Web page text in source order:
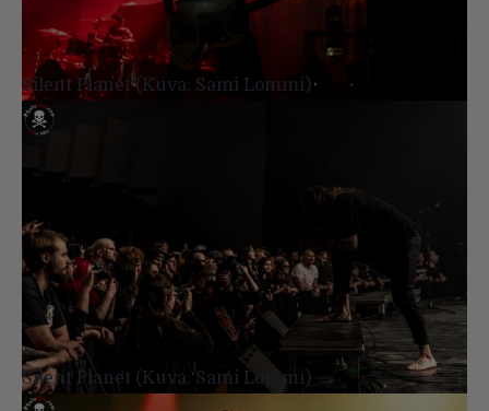
Silent Planet (Kuva: Sami Lommi)
Silent Planet (Kuva: Sami Lommi)